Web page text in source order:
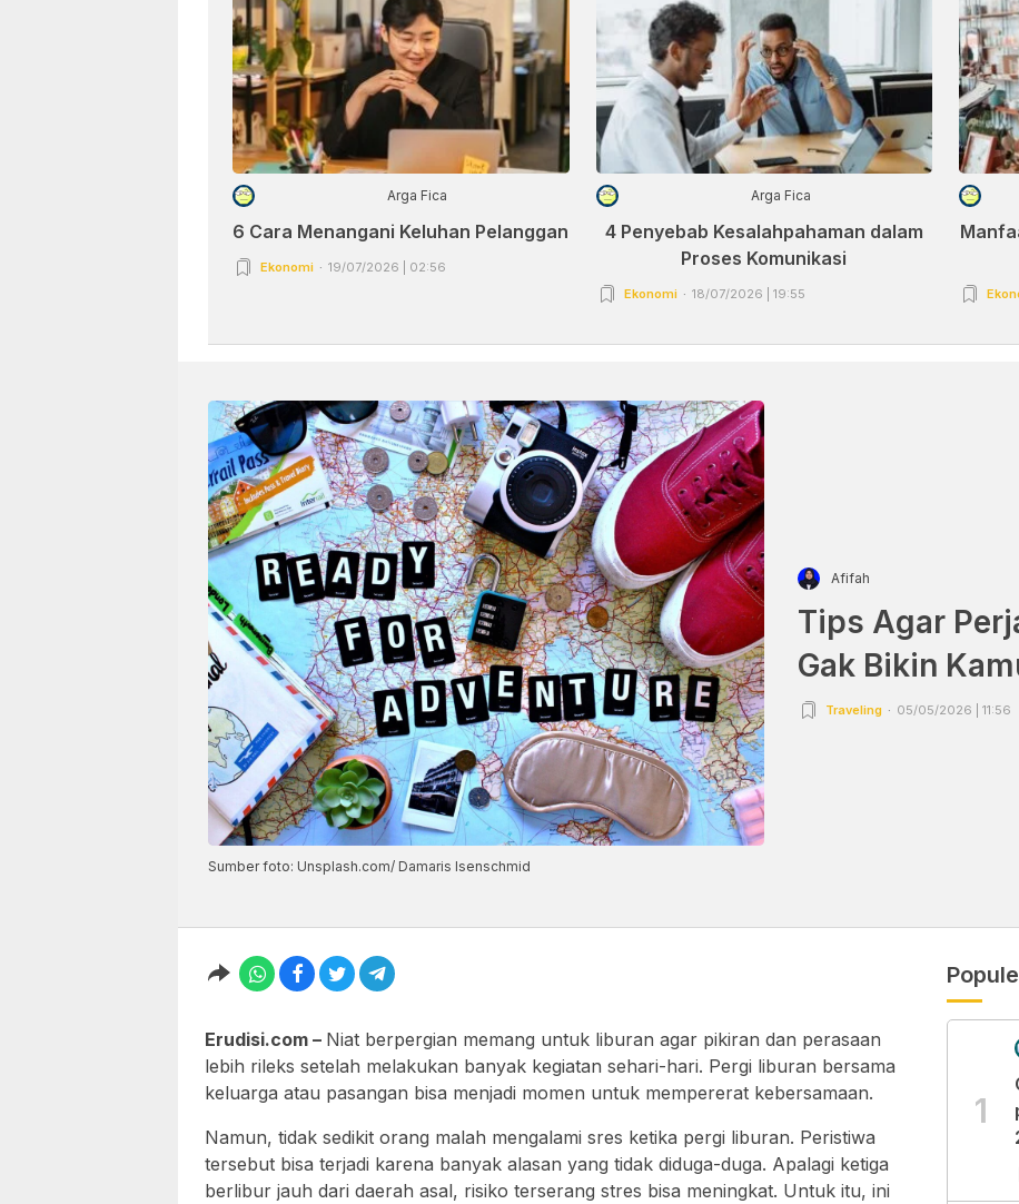
Arga Fica
6 Cara Menangani Keluhan Pelanggan
Ekonomi 19/07/2026 | 02:56
Arga Fica
4 Penyebab Kesalahpahaman dalam
Proses Komunikasi
Ekonomi 18/07/2026 | 19:55
Sumber foto: Unsplash.com/ Damaris Isenschmid
Afifah
Tips Agar
Gak Bikin
Traveling 05/05/2026 | 11:56
Erudisi.com – Niat berpergian memang untuk liburan agar pikiran dan perasaan
lebih rileks setelah melakukan banyak kegiatan sehari-hari. Pergi liburan bersama
keluarga atau pasangan bisa menjadi momen untuk mempererat kebersamaan.
Namun, tidak sedikit orang malah mengalami sres ketika pergi liburan. Peristiwa
tersebut bisa terjadi karena banyak alasan yang tidak diduga-duga. Apalagi ketiga
berlibur jauh dari daerah asal, risiko terserang stres bisa meningkat. Untuk itu, ini
1